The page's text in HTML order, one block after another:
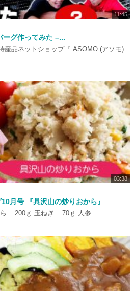
11:45
ーグ作ってみた –...
産品ネットショップ『 ASOMO (アソモ)
03:38
月号 『具沢山の炒りおから』
から 200ｇ 玉ねぎ 70ｇ 人参 ...